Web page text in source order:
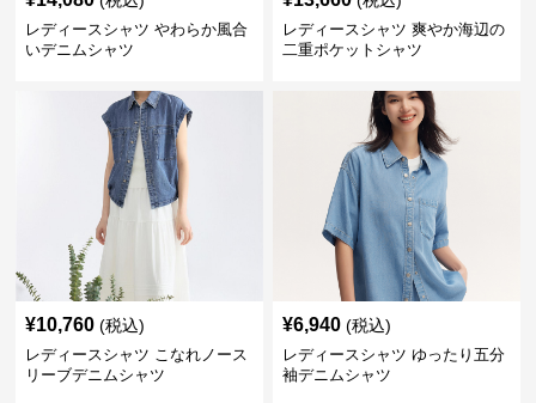
レディースシャツ やわらか風合
いデニムシャツ
レディースシャツ 爽やか海辺の
二重ポケットシャツ
¥10,760 (税込)
レディースシャツ こなれノース
リーブデニムシャツ
¥6,940 (税込)
レディースシャツ ゆったり五分
袖デニムシャツ